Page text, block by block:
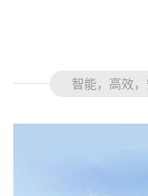
智能，高效